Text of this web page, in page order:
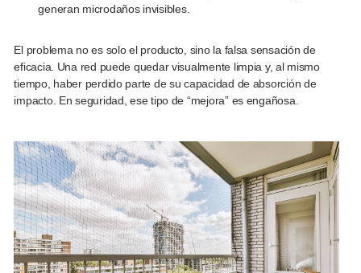
generan microdaños invisibles.
El problema no es solo el producto, sino la falsa sensación de
eficacia. Una red puede quedar visualmente limpia y, al mismo
tiempo, haber perdido parte de su capacidad de absorción de
impacto. En seguridad, ese tipo de “mejora” es engañosa.